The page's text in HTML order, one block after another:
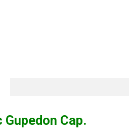
Cap.